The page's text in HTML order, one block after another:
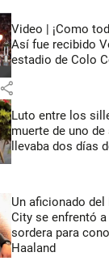
Video | ¡Como
Así fue recibido
estadio de Colo
share
Luto entre los
muerte de uno
llevaba dos días
Un aficionado
City se enfrentó
sordera para
Haaland